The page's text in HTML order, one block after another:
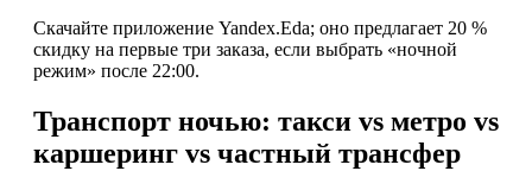
Скачайте приложение Yandex.Eda; оно предлагает 20 %
скидку на первые три заказа, если выбрать «ночной
режим» после 22:00.
Транспорт ночью: такси vs метро vs
каршеринг vs частный трансфер